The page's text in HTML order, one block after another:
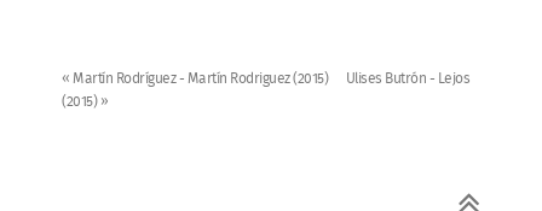
« Martín Rodríguez - Martín Rodriguez (2015)
Ulises Butrón - Lejos
(2015) »